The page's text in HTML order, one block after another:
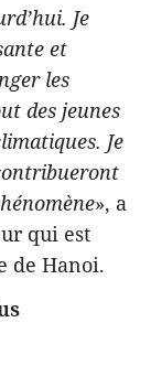
Je
et
les
des jeunes
Je
», a
qui est
de Hanoi.